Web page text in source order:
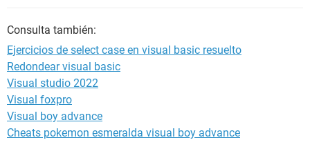
Consulta también:
Ejercicios de select case en visual basic resuelto
Redondear visual basic
Visual studio 2022
Visual foxpro
Visual boy advance
Cheats pokemon esmeralda visual boy advance